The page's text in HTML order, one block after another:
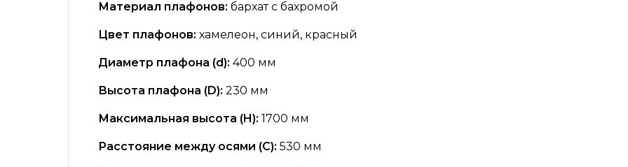
Материал плафонов: бархат с бахромой
Цвет плафонов: хамелеон, синий, красный
Диаметр плафона (d): 400 мм
Высота плафона (D): 230 мм
Максимальная высота (H): 1700 мм
Расстояние между осями (C): 530 мм